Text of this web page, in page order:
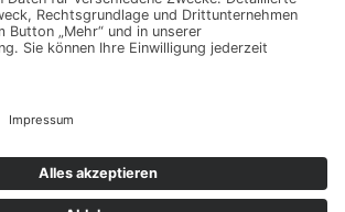
iPhone
OSX
Copyright © 2026 Toms Apple Blog